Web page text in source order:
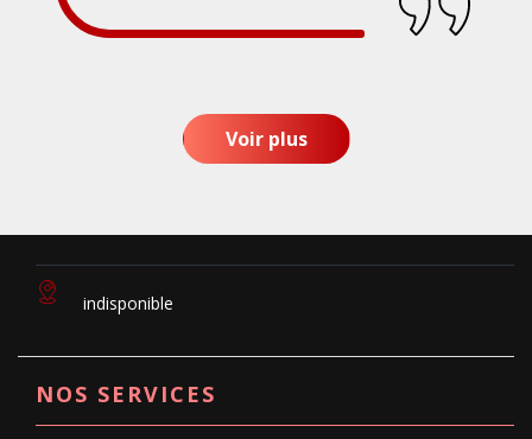
Voir plus
indisponible
NOS SERVICES